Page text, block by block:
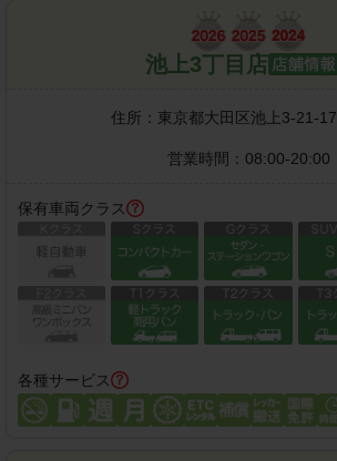
池上3丁目店
住所： 東京都大田区池上3-21-17
営業時間： 08:00-20:00
保有車両クラス
各種サービス